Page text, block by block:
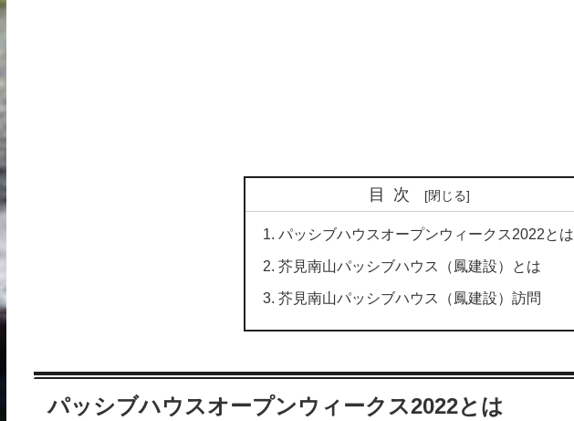
目次
パッシブハウスオープンウィークス2022とは
芥見南山パッシブハウス（鳳建設）とは
芥見南山パッシブハウス（鳳建設）訪問
パッシブハウスオープンウィークス2022とは